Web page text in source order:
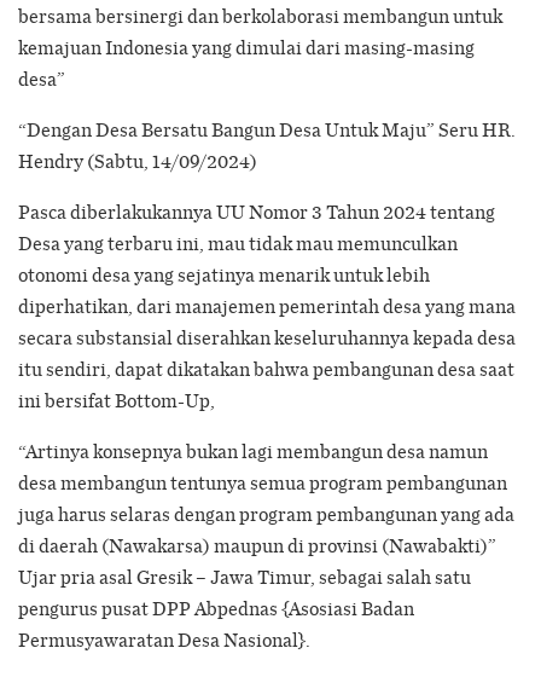
bersama bersinergi dan berkolaborasi membangun untuk
kemajuan Indonesia yang dimulai dari masing-masing
desa”
“Dengan Desa Bersatu Bangun Desa Untuk Maju” Seru HR.
Hendry (Sabtu, 14/09/2024)
Pasca diberlakukannya UU Nomor 3 Tahun 2024 tentang
Desa yang terbaru ini, mau tidak mau memunculkan
otonomi desa yang sejatinya menarik untuk lebih
diperhatikan, dari manajemen pemerintah desa yang mana
secara substansial diserahkan keseluruhannya kepada desa
itu sendiri, dapat dikatakan bahwa pembangunan desa saat
ini bersifat Bottom-Up,
“Artinya konsepnya bukan lagi membangun desa namun
desa membangun tentunya semua program pembangunan
juga harus selaras dengan program pembangunan yang ada
di daerah (Nawakarsa) maupun di provinsi (Nawabakti)”
Ujar pria asal Gresik – Jawa Timur, sebagai salah satu
pengurus pusat DPP Abpednas {Asosiasi Badan
Permusyawaratan Desa Nasional}.